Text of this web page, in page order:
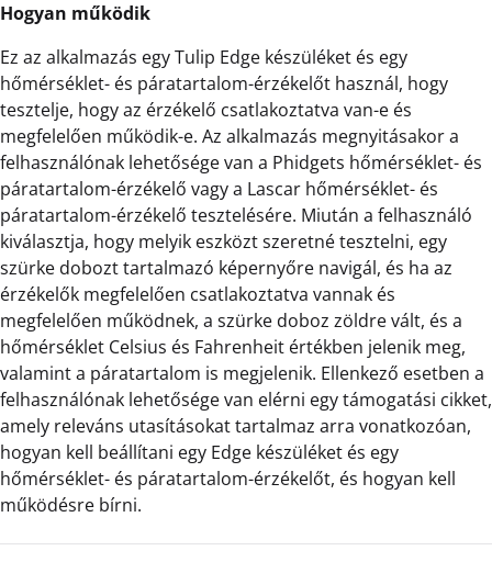
Hogyan működik
Ez az alkalmazás egy Tulip Edge készüléket és egy
hőmérséklet- és páratartalom-érzékelőt használ, hogy
tesztelje, hogy az érzékelő csatlakoztatva van-e és
megfelelően működik-e. Az alkalmazás megnyitásakor a
felhasználónak lehetősége van a Phidgets hőmérséklet- és
páratartalom-érzékelő vagy a Lascar hőmérséklet- és
páratartalom-érzékelő tesztelésére. Miután a felhasználó
kiválasztja, hogy melyik eszközt szeretné tesztelni, egy
szürke dobozt tartalmazó képernyőre navigál, és ha az
érzékelők megfelelően csatlakoztatva vannak és
megfelelően működnek, a szürke doboz zöldre vált, és a
hőmérséklet Celsius és Fahrenheit értékben jelenik meg,
valamint a páratartalom is megjelenik. Ellenkező esetben a
felhasználónak lehetősége van elérni egy támogatási cikket,
amely releváns utasításokat tartalmaz arra vonatkozóan,
hogyan kell beállítani egy Edge készüléket és egy
hőmérséklet- és páratartalom-érzékelőt, és hogyan kell
működésre bírni.